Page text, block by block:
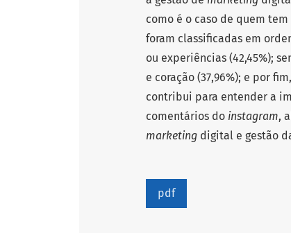
como é o caso de quem
foram classificadas em
ou experiências (42,45%);
e coração (37,96%); e por
contribui para entender a
comentários do instagram,
marketing digital e gestão
pdf